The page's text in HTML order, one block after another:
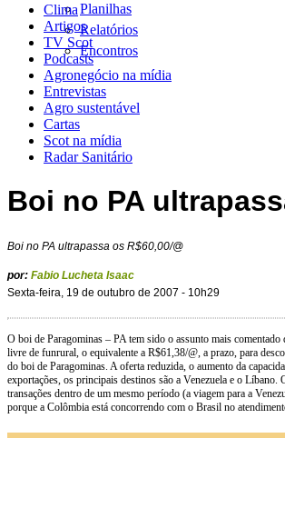
Planilhas
Relatórios
Encontros
Clima
Artigos
TV Scot
Podcasts
Agronegócio na mídia
Entrevistas
Agro sustentável
Cartas
Scot na mídia
Radar Sanitário
Boi no PA
Boi no PA ultrapassa os R$60,00/@
por: Fabio Lucheta Isaac
Sexta-feira, 19 de outubro de 2007 - 10h29
O boi de Paragominas – PA tem sido o assunto mais
livre de funrural, o equivalente a R$61,38/@, a prazo, para
do boi de Paragominas. A oferta reduzida, o aumento da
exportações, os principais destinos são a Venezuela e o Líbano.
transações dentro de um mesmo período (a viagem para a
porque a Colômbia está concorrendo com o Brasil no